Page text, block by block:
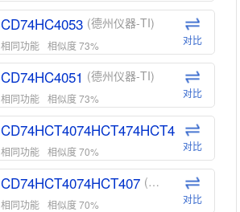
CD74HC4053 (德州仪器-TI)
相同功能 相似度 73% 对比
CD74HC4051 (德州仪器-TI)
相同功能 相似度 73% 对比
CD74HCT4074HCT474HCT4 (德州仪器-TI)
相同功能 相似度 70% 对比
CD74HCT4074HCT407 (德州仪器-TI)
相同功能 相似度 70% 对比